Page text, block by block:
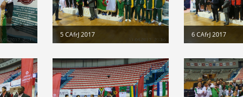
5 CAfrJ 2017 6 CAfrJ 2017